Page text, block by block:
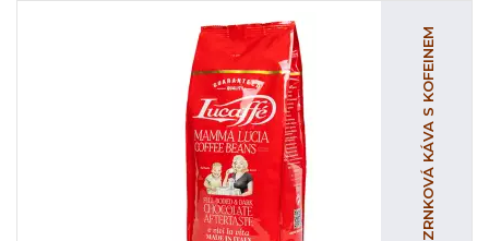
ZRNKOVÁ KÁVA S KOFEINEM